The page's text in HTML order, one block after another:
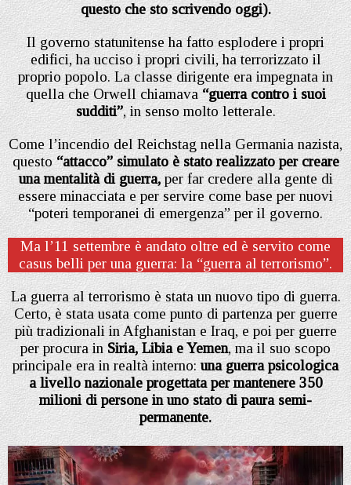
questo che sto scrivendo oggi).
Il governo statunitense ha fatto esplodere i propri
edifici, ha ucciso i propri civili, ha terrorizzato il
proprio popolo. La classe dirigente era impegnata in
quella che Orwell chiamava“guerra contro i suoi
sudditi”, in senso molto letterale.
Come l’incendio del Reichstag nella Germania nazista,
questo“attacco” simulato è stato realizzato per creare
una mentalità di guerra,per far credere alla gente di
essere minacciata e per servire come base per nuovi
“poteri temporanei di emergenza” per il governo.
Ma l’11 settembre è andato oltre ed è servito come
casus belli per una guerra: la “guerra al terrorismo”.
La guerra al terrorismo è stata un nuovo tipo di guerra.
Certo, è stata usata come punto di partenza per guerre
più tradizionali in Afghanistan e Iraq, e poi per guerre
per procura inSiria, Libia e Yemen, ma il suo scopo
principale era in realtà interno:una guerra psicologica
a livello nazionale progettata per mantenere 350
milioni di persone in uno stato di paura semi-
permanente.